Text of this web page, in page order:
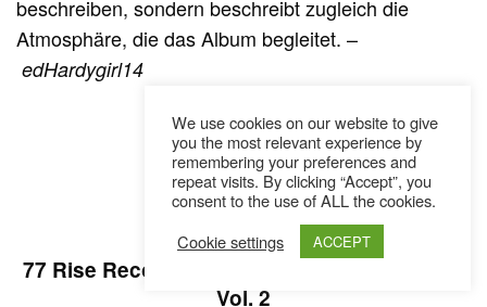
beschreiben, sondern beschreibt zugleich die
Atmosphäre, die das Album begleitet. –
edHardygirl14
77 Rise Recordings – Left Coast Conference
Vol. 2
We use cookies on our website to give
you the most relevant experience by
remembering your preferences and
repeat visits. By clicking “Accept”, you
consent to the use of ALL the cookies.
Cookie settings
ACCEPT